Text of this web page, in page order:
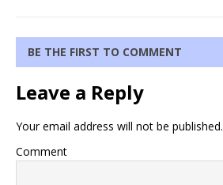
BE THE FIRST TO COMMENT
Leave a Reply
Your email address will not be published.
Comment